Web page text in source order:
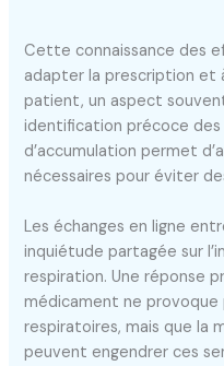
Cette connaissance des
adapter la prescription et
patient, un aspect
identification précoce des
d’accumulation permet
nécessaires pour éviter
Les échanges en ligne
inquiétude partagée sur
respiration. Une réponse
médicament ne
respiratoires, mais que la
peuvent engendrer ces